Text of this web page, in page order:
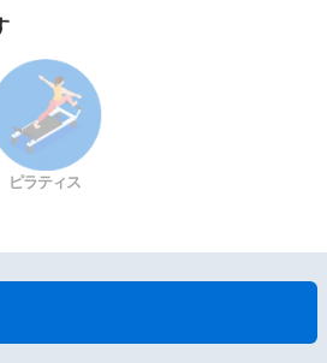
ピラティス